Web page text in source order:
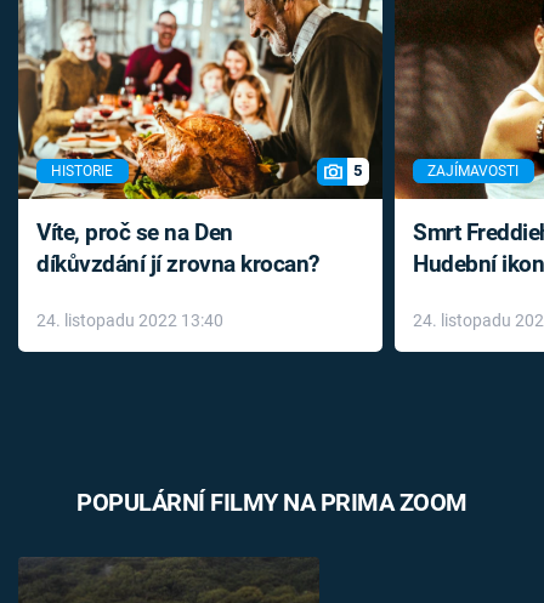
HISTORIE 5
Víte, proč se na Den
díkůvzdání jí zrovna krocan?
24. listopadu 2022 13:40
ZAJÍMAVOSTI
Smrt
Hudební
léky
24. listopadu
POPULÁRNÍ FILMY NA PRIMA ZOOM